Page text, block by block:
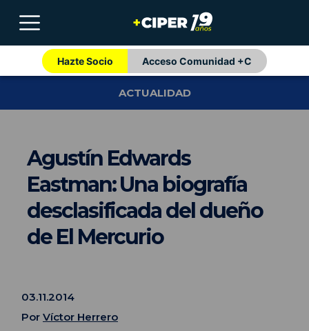
Hazte Socio Acceso Comunidad +C
ACTUALIDAD
Agustín Edwards
Eastman: Una biografía
desclasificada del dueño
de El Mercurio
03.11.2014
Por Víctor Herrero